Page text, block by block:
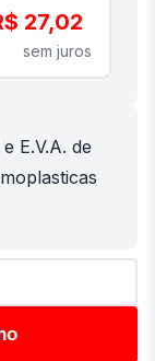
27,02
sem juros
E.V.A. de